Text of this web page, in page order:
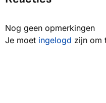
Nog geen opmerkingen
Je moet ingelogd zijn om